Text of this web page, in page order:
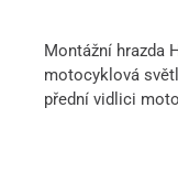
Montážní hrazda
motocyklová
přední vidlici